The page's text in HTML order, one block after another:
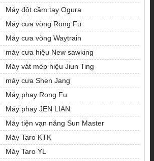
Máy đột cầm tay Ogura
Máy cưa vòng Rong Fu
Máy cưa vòng Waytrain
máy cưa hiệu New sawking
Máy vát mép hiệu Jiun Ting
máy cưa Shen Jang
Máy phay Rong Fu
Máy phay JEN LIAN
Máy tiện vạn năng Sun Master
Máy Taro KTK
Máy Taro YL